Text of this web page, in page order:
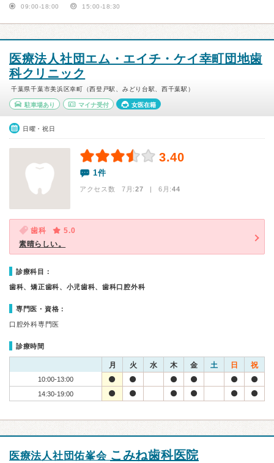
09:00-18:00 15:00-18:30
医療法人社団エム・エイチ・ケイ幸町団地歯
科クリニック
千葉県千葉市美浜区幸町（西登戸駅、みどり台駅、西千葉駅）
駐車場あり マイナ受付 女医在籍
日曜・祝日
3.40
1件
アクセス数 7月:27 | 6月:44
歯科
5.0
素晴らしい。
診療科目：
歯科、矯正歯科、小児歯科、歯科口腔外科
専門医・資格：
口腔外科専門医
診療時間
月 火 水 木 金 土 日 祝
10:00-13:00
14:30-19:00
医療法人社団佑峯会 こみね歯科医院